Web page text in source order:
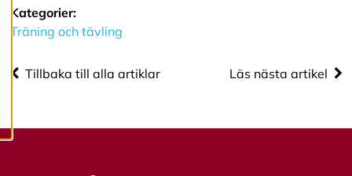
k
i
e
v
Kategorier:
Träning och tävling
Tillbaka till alla artiklar Läs nästa artikel